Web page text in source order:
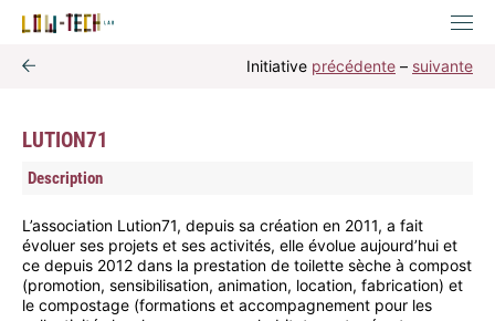
Initiative précédente – suivante
LUTION71
Description
L’association Lution71, depuis sa création en 2011, a fait
évoluer ses projets et ses activités, elle évolue aujourd’hui et
ce depuis 2012 dans la prestation de toilette sèche à compost
(promotion, sensibilisation, animation, location, fabrication) et
le compostage (formations et accompagnement pour les